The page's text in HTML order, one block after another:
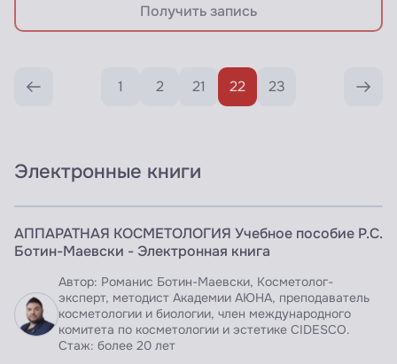
Получить запись
1 2 21 22 23
Электронные книги
Доступно по подписке
АППАРАТНАЯ КОСМЕТОЛОГИЯ Учебное пособие Р.С.
Ботин-Маевски - Электронная книга
Автор: Романис Ботин-Маевски, Косметолог-
эксперт, методист Академии АЮНА, преподаватель
косметологии и биологии, член международного
комитета по косметологии и эстетике CIDESCO.
Стаж: более 20 лет